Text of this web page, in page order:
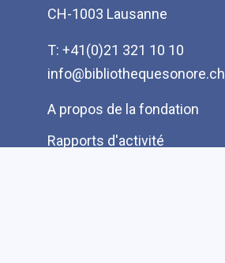
CH-1003 Lausanne
T: +41(0)21 321 10 10
info@bibliothequesonore.ch
Menu
Pied
de
A propos de la fondation
Rapports d'activité